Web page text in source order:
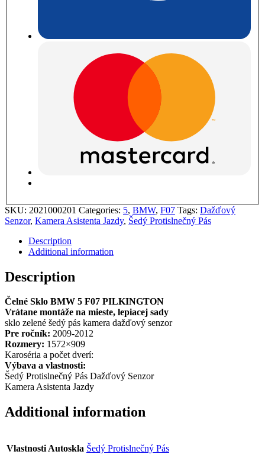
SKU: 2021000201 Categories: 5, BMW, F07 Tags: Dažďový
Senzor, Kamera Asistenta Jazdy, Šedý Protislnečný Pás
Description
Additional information
Description
Čelné Sklo BMW 5 F07 PILKINGTON
Vrátane montáže na mieste, lepiacej sady
sklo zelené šedý pás kamera dažďový senzor
Pre ročník: 2009-2012
Rozmery: 1572×909
Karoséria a počet dverí:
Výbava a vlastnosti:
Šedý Protislnečný Pás Dažďový Senzor
Kamera Asistenta Jazdy
Additional information
Vlastnosti Autoskla Šedý Protislnečný Pás